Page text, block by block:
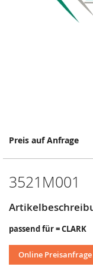
Preis auf Anfrage
3521M001
passend für = CLARK
Online
Springe
Anfang
Bildergalerie